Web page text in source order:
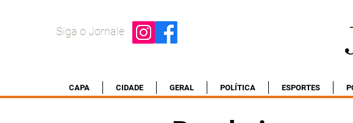
Siga o Jornale
CAPA CIDADE GERAL POLÍTICA ESPORTES